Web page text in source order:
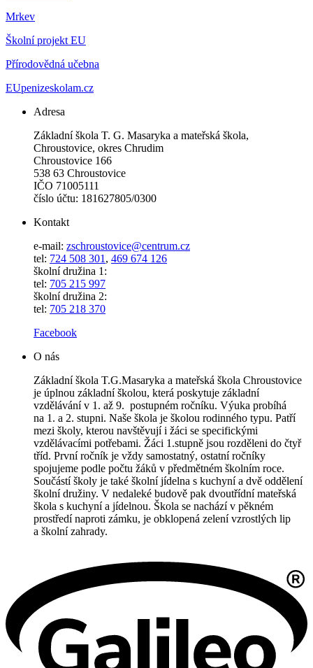
Mrkev
Školní projekt EU
Přírodovědná učebna
EUpenizeskolam.cz
Adresa
Základní škola T. G. Masaryka a mateřská škola,
Chroustovice, okres Chrudim
Chroustovice 166
538 63 Chroustovice
IČO 71005111
číslo účtu: 181627805/0300
Kontakt
e-mail: zschroustovice@centrum.cz
tel: 724 508 301 , 469 674 126
školní družina 1:
tel: 705 215 997
školní družina 2:
tel: 705 218 370
Facebook
O nás
Základní škola T.G.Masaryka a mateřská škola Chroustovice
je úplnou základní školou, která poskytuje základní
vzdělávání v 1. až 9. postupném ročníku. Výuka probíhá
na 1. a 2. stupni. Naše škola je školou rodinného typu. Patří
mezi školy, kterou navštěvují i žáci se specifickými
vzdělávacími potřebami. Žáci 1.stupně jsou rozděleni do čtyř
tříd. První ročník je vždy samostatný, ostatní ročníky
spojujeme podle počtu žáků v předmětném školním roce.
Součástí školy je také školní jídelna s kuchyní a dvě oddělení
školní družiny. V nedaleké budově pak dvoutřídní mateřská
škola s kuchyní a jídelnou. Škola se nachází v pěkném
prostředí naproti zámku, je obklopená zelení vzrostlých lip
a školní zahrady.